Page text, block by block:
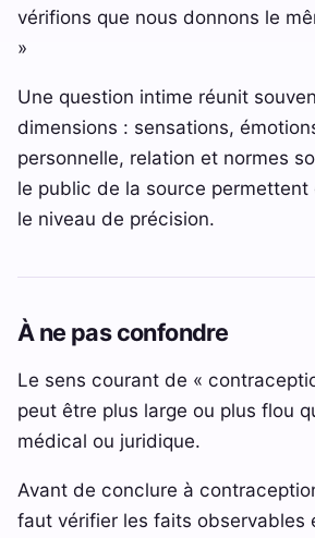
vérifions que nous donnons le
»
Une question intime réunit
dimensions : sensations,
personnelle, relation et normes
le public de la source
le niveau de précision.
À ne pas confondre
Le sens courant de «
peut être plus large ou plus flou
médical ou juridique.
Avant de conclure à
faut vérifier les faits observables